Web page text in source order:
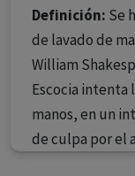
Definición: Se
de lavado de
William
Escocia intenta
manos, en un
de culpa por el